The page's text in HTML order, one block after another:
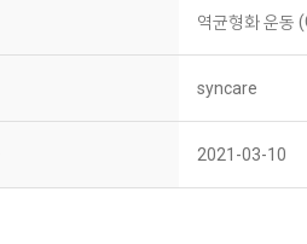
역균형화 운동
syncare
2021-03-10